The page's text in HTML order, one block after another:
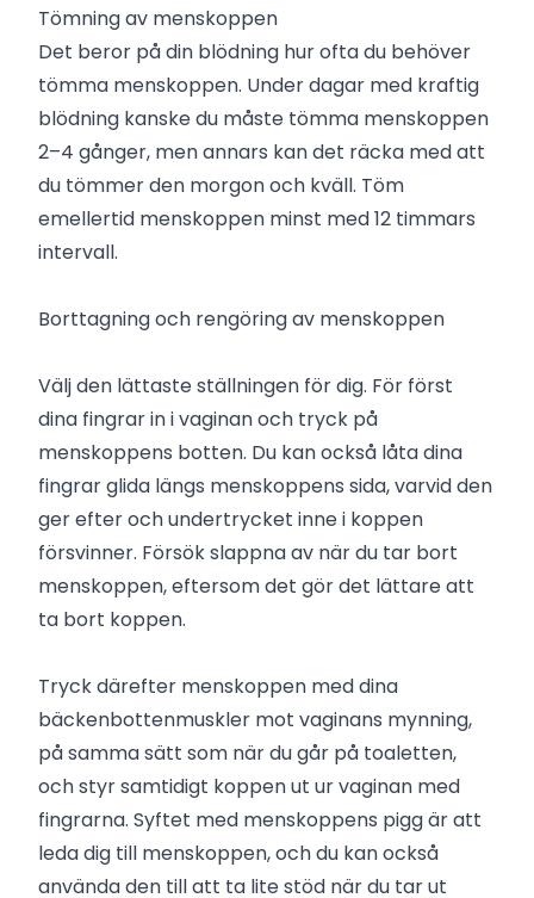
Tömning av menskoppen
Det beror på din blödning hur ofta du behöver
tömma menskoppen. Under dagar med kraftig
blödning kanske du måste tömma menskoppen
2–4 gånger, men annars kan det räcka med att
du tömmer den morgon och kväll. Töm
emellertid menskoppen minst med 12 timmars
intervall.
Borttagning och rengöring av menskoppen
Välj den lättaste ställningen för dig. För först
dina fingrar in i vaginan och tryck på
menskoppens botten. Du kan också låta dina
fingrar glida längs menskoppens sida, varvid den
ger efter och undertrycket inne i koppen
försvinner. Försök slappna av när du tar bort
menskoppen, eftersom det gör det lättare att
ta bort koppen.
Tryck därefter menskoppen med dina
bäckenbottenmuskler mot vaginans mynning,
på samma sätt som när du går på toaletten,
och styr samtidigt koppen ut ur vaginan med
fingrarna. Syftet med menskoppens pigg är att
leda dig till menskoppen, och du kan också
använda den till att ta lite stöd när du tar ut